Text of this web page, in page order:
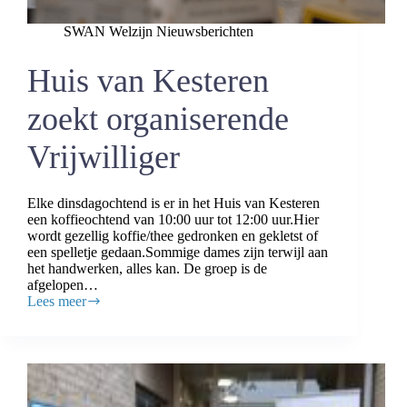
SWAN Welzijn Nieuwsberichten
Huis van Kesteren
zoekt organiserende
Vrijwilliger
Elke dinsdagochtend is er in het Huis van Kesteren
een koffieochtend van 10:00 uur tot 12:00 uur.Hier
wordt gezellig koffie/thee gedronken en gekletst of
een spelletje gedaan.Sommige dames zijn terwijl aan
het handwerken, alles kan. De groep is de
afgelopen…
Lees meer
Huis
organiserende
Vrijwilliger